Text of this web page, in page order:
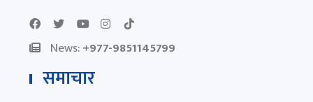
News:+977-9851145799
समाचार